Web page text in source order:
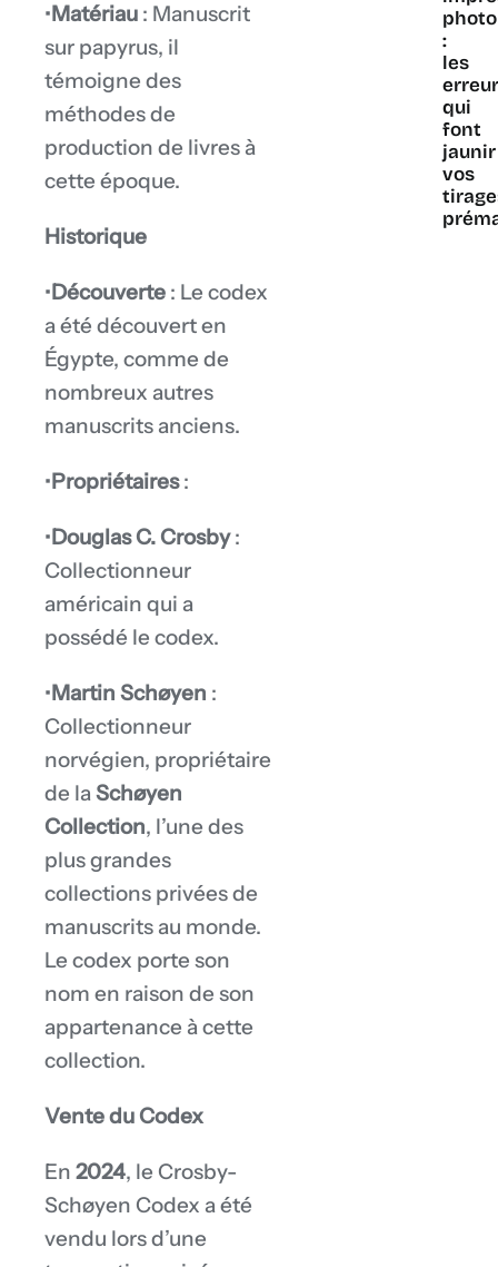
•Matériau: Manuscrit
sur papyrus, il
témoigne des
méthodes de
production de livres à
cette époque.
Historique
•Découverte: Le codex
a été découvert en
Égypte, comme de
nombreux autres
manuscrits anciens.
•Propriétaires:
•Douglas C. Crosby:
Collectionneur
américain qui a
possédé le codex.
•Martin Schøyen :
Collectionneur
norvégien, propriétaire
de laSchøyen
Collection, l’une des
plus grandes
collections privées de
manuscrits au monde.
Le codex porte son
nom en raison de son
appartenance à cette
collection.
Vente du Codex
En 2024, le Crosby-
Schøyen Codex a été
vendu lors d’une
photo
:
les
qui
font
jaunir
vos